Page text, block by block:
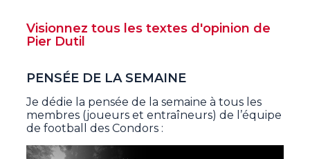
Visionnez tous les textes d'opinion de
Pier Dutil
PENSÉE DE LA SEMAINE
Je dédie la pensée de la semaine à tous les
membres (joueurs et entraîneurs) de l’équipe
de football des Condors :